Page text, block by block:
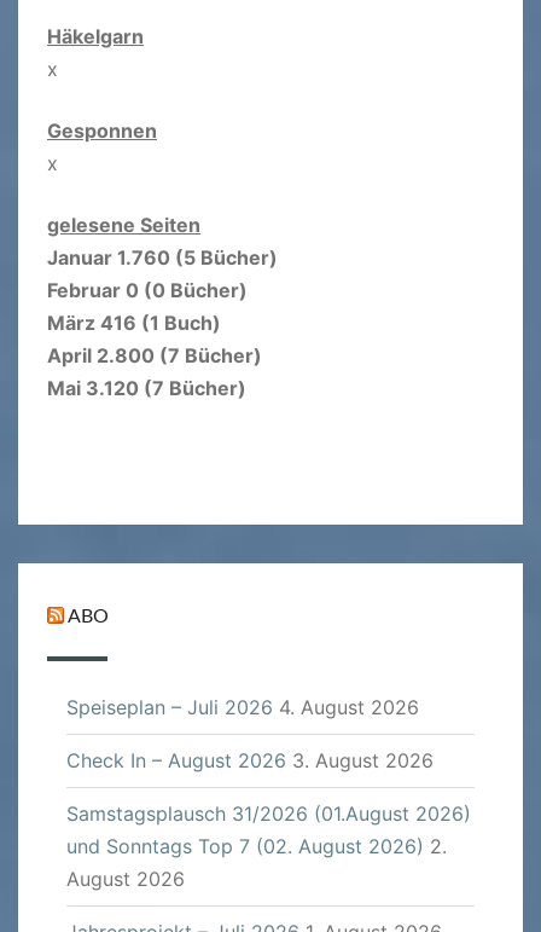
Häkelgarn
x
Gesponnen
x
gelesene Seiten
Januar 1.760 (5 Bücher)
Februar 0 (0 Bücher)
März 416 (1 Buch)
April 2.800 (7 Bücher)
Mai 3.120 (7 Bücher)
ABO
Speiseplan – Juli 2026 4. August 2026
Check In – August 2026 3. August 2026
Samstagsplausch 31/2026 (01.August 2026)
und Sonntags Top 7 (02. August 2026) 2.
August 2026